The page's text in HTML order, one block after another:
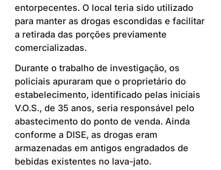
entorpecentes. O local teria sido utilizado
para manter as drogas escondidas e facilitar
a retirada das porções previamente
comercializadas.
Durante o trabalho de investigação, os
policiais apuraram que o proprietário do
estabelecimento, identificado pelas iniciais
V.O.S., de 35 anos, seria responsável pelo
abastecimento do ponto de venda. Ainda
conforme a DISE, as drogas eram
armazenadas em antigos engradados de
bebidas existentes no lava-jato.